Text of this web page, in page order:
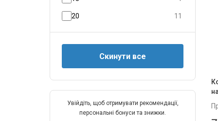
20 11
Увійдіть, щоб отримувати рекомендації,
персональні бонуси та знижки.